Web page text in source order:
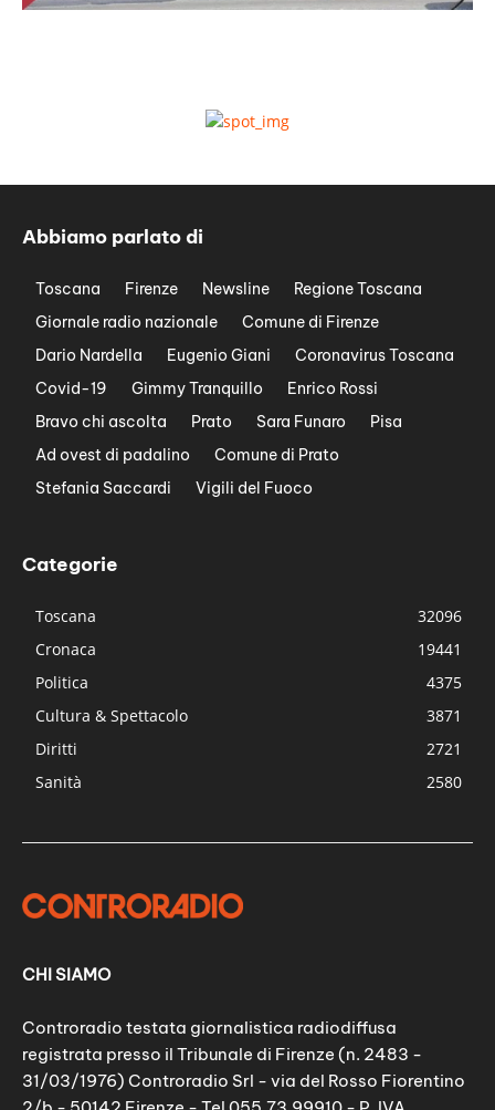
Abbiamo parlato di
Toscana Firenze Newsline
Regione Toscana
Giornale radio nazionale
Comune di Firenze
Dario Nardella
Eugenio Giani
Coronavirus Toscana
Covid-19
Gimmy Tranquillo
Enrico Rossi
Bravo chi ascolta
Prato Sara Funaro
Pisa
Ad ovest di padalino
Comune di Prato
Stefania Saccardi
Vigili del Fuoco
Categorie
Toscana
32096
Cronaca
19441
Politica
4375
Cultura & Spettacolo
3871
Diritti
2721
Sanità
2580
CHI SIAMO
Controradio testata giornalistica radiodiffusa
registrata presso il Tribunale di Firenze (n. 2483 -
31/03/1976) Controradio Srl - via del Rosso Fiorentino